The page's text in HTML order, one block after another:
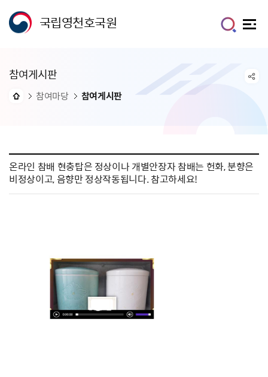
국립영천호국원
참여게시판
참여마당 참여게시판
온라인 참배 현충탑은 정상이나 개별안장자 참배는 헌화, 분향은
비정상이고, 음향만 정상작동됩니다. 참고하세요!